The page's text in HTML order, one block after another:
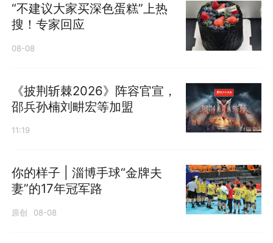
“不建议大家买深色蛋糕”上热
搜！专家回应
08-08
《披荆斩棘2026》阵容官宣，
邵兵孙楠刘畊宏等加盟
11:19
你的样子 | 淄博手球“金牌夫
妻”的17年冠军路
原创 08-08